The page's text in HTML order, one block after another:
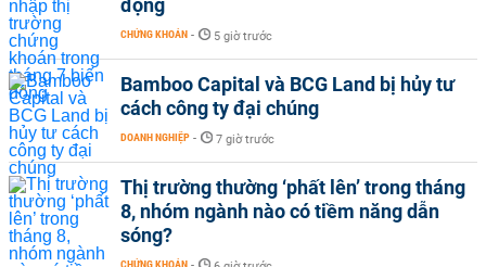
động
CHỨNG KHOÁN - 5 giờ trước
Bamboo Capital và BCG Land bị hủy tư
cách công ty đại chúng
DOANH NGHIỆP - 7 giờ trước
Thị trường thường ‘phất lên’ trong tháng
8, nhóm ngành nào có tiềm năng dẫn
sóng?
CHỨNG KHOÁN